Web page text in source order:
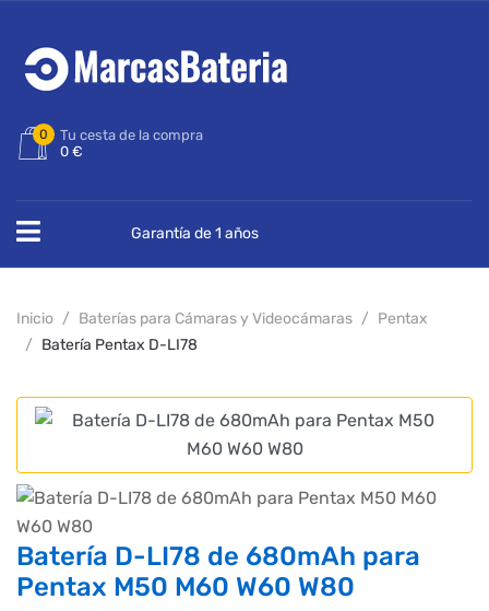
0
Tu cesta de la compra
0 €
Garantía de 1 años
Inicio Baterías para Cámaras y Videocámaras
Pentax
Batería Pentax D-LI78
Batería D-LI78 de 680mAh para
Pentax M50 M60 W60 W80